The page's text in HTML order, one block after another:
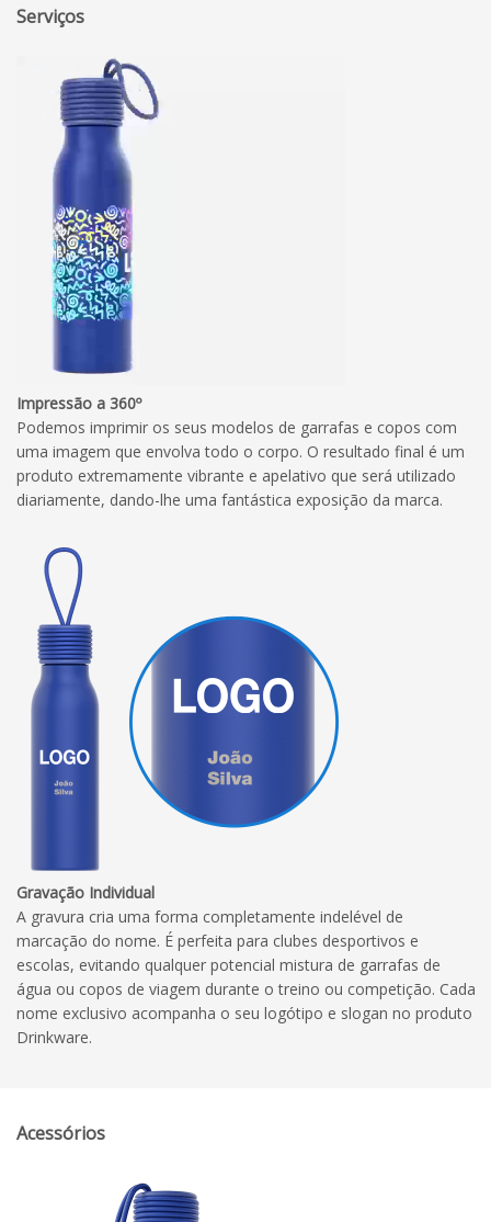
Serviços
Impressão a 360º
Podemos imprimir os seus modelos de garrafas e copos com
uma imagem que envolva todo o corpo. O resultado final é um
produto extremamente vibrante e apelativo que será utilizado
diariamente, dando-lhe uma fantástica exposição da marca.
Gravação Individual
A gravura cria uma forma completamente indelével de
marcação do nome. É perfeita para clubes desportivos e
escolas, evitando qualquer potencial mistura de garrafas de
água ou copos de viagem durante o treino ou competição. Cada
nome exclusivo acompanha o seu logótipo e slogan no produto
Drinkware.
Acessórios